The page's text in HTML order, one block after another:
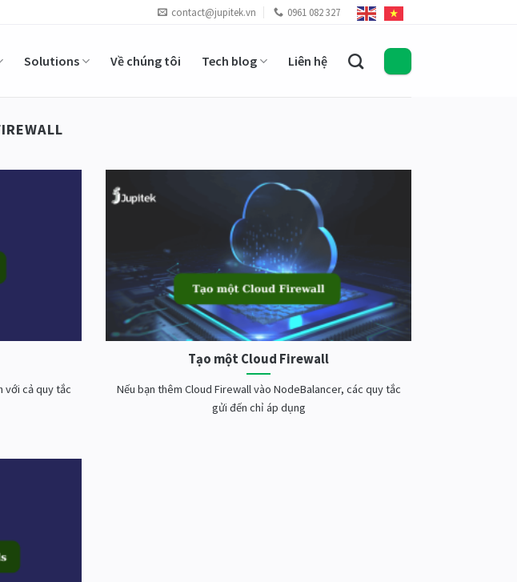
contact@jupitek.vn 0961 082 327
Solutions Về chúng tôi Tech blog Liên hệ
với cả quy tắc
Tạo một Cloud Firewall
Nếu bạn thêm Cloud Firewall vào NodeBalancer, các quy tắc
gửi đến chỉ áp dụng